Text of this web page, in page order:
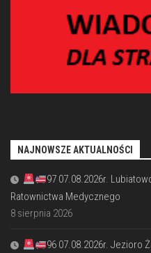
NAJNOWSZE AKTUALNOŚCI
97 07.08.2026r.
Ratownictwa Medycznego
8 sierpnia 2026
96 07.08.2026r. Jezioro